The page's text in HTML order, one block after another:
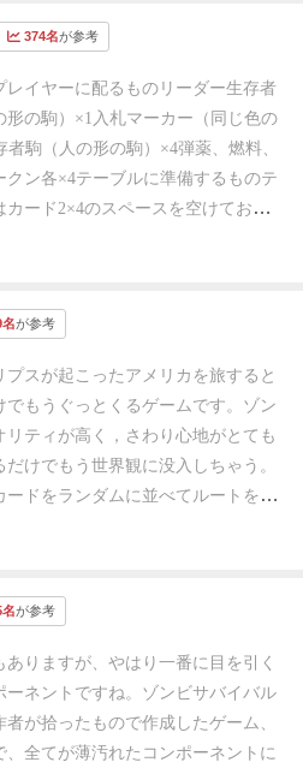
ために必要なアイテムを競りに使う
なければいけない、かといって競り
たルートを通れば破滅するかもしれ
ンマを楽しむゲームです。
ゲーム
易度が上がっていくので、ゲームの
からヒリつくジレンマを味わえるよ
カード組み合わせて作るのでリプ
ました。
第ですし、悩みどころはあるけどあ
遊べるワレス作品だと思います。ゾ
が好きな仲間とぜひ楽しんでみてく
374名が参考
レイヤーに配るもの リーダー生存者
形の駒）×1 入札マーカー（同じ色の
者駒（人の形の駒）×4弾薬、燃料、
クン各×4テーブルに準備するものテ
カード2×4のスペースを空けておく
各プレイヤーの入札マーカーを0に
、ゾンビ駒×10、汚染エリアタイ
一番〜が多かった...と書いてあるカ
人プレイの場合トランプの（J、Q、
が書いてあるカード16枚を抜いて箱
とにカードを分けてからそれぞれを
ベルごとに見ないで4枚抜いて箱に
にレベル2、その上にレベル1の山を
する→64枚（※1〜3人は48枚）の山
通り西海岸にたどり着いたマーテ
出をボードゲームにしたというの
へんにあった別のゲームとかを使
なので汚いのは仕方ない。カードに
は全てマーティン少年の思い出。
sixty-six♪ゲームの目的まず死なない
が参考
プスが起こったアメリカを旅すると
でもうぐっとくるゲームです。ゾン
リティが高く，さわり心地がとても
けでもう世界観に没入しちゃう。
ードをランダムに並べてルートを複
ソリンなど資源をつかったオーク
択順を競り落とします。ルートに
よってどのルートを通るのがいいの
考慮しつつ，いかに安く目的のルー
キモです。 またカードによって初
が手に入ります。この謎のトーク
むにつれて正体が明らかになってい
が参考
りますが、やはり一番に目を引く
ネントですね。 ゾンビサバイバル
が拾ったもので作成したゲーム、
、全てが薄汚れたコンポーネントに